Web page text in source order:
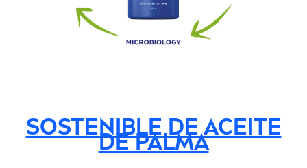
SOSTENIBLE DE ACEITE
DE PALMA